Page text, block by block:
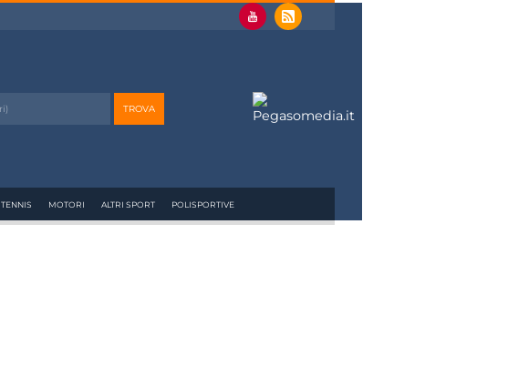
TENNIS MOTORI ALTRI SPORT POLISPORTIVE